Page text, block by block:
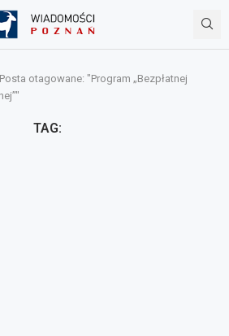
Posta otagowane: "Program „Bezpłatnej
TAG: